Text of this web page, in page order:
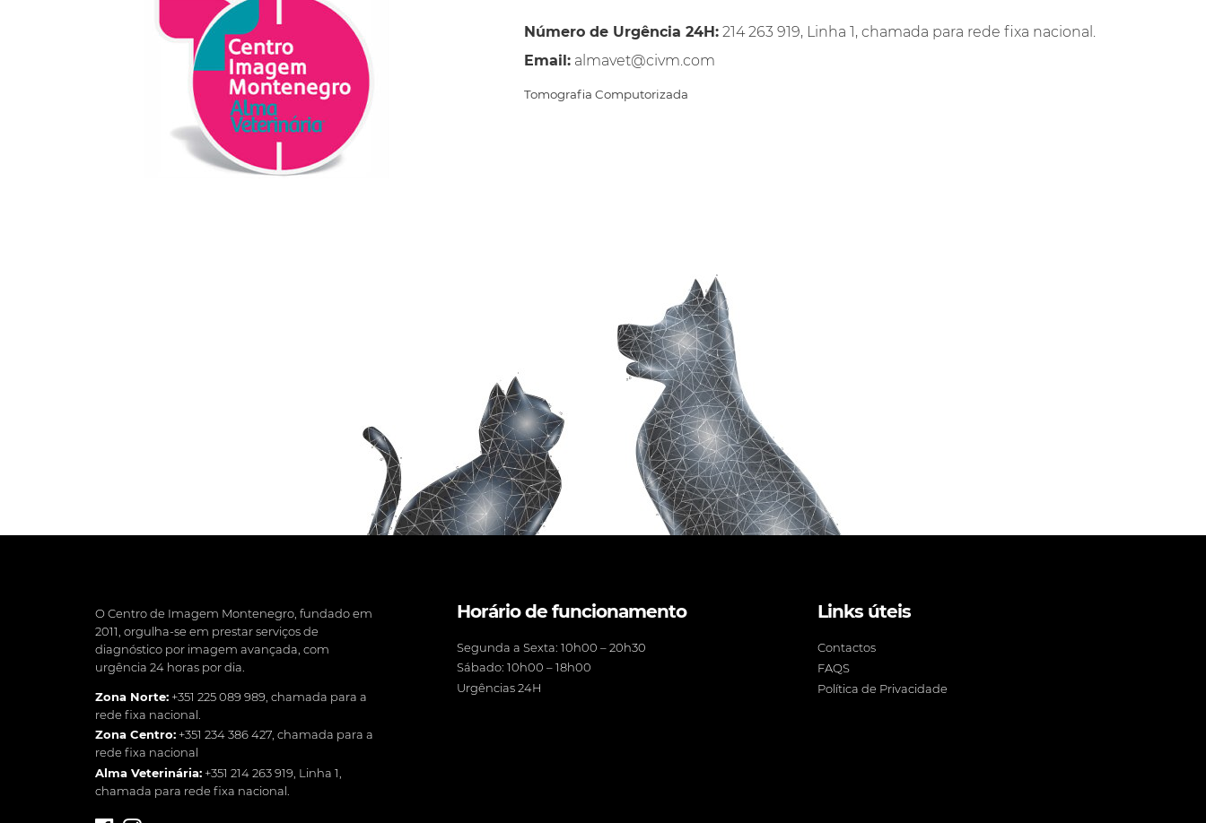
Número de Urgência 24H:214 263 919, Linha 1, chamada para rede fixa nacional.
Email:almavet@civm.com
Tomografia Computorizada
O Centro de Imagem Montenegro, fundado em
2011, orgulha-se em prestar serviços de
diagnóstico por imagem avançada, com
urgência 24 horas por dia.
Zona Norte: +351 225 089 989 , chamada para a
rede fixa nacional.
Zona Centro: +351 234 386 427 , chamada para a
rede fixa nacional
Alma Veterinária: +351 214 263 919 , Linha 1,
chamada para rede fixa nacional.
Horário de funcionamento
Segunda a Sexta: 10h00 – 20h30
Sábado: 10h00 – 18h00
Urgências 24H
Links úteis
Contactos
FAQS
Política de Privacidade